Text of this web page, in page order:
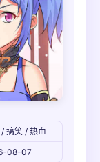
搞笑 / 热血
08-07